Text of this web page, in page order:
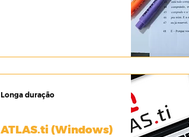
Longa duração
ATLAS.ti (Windows)